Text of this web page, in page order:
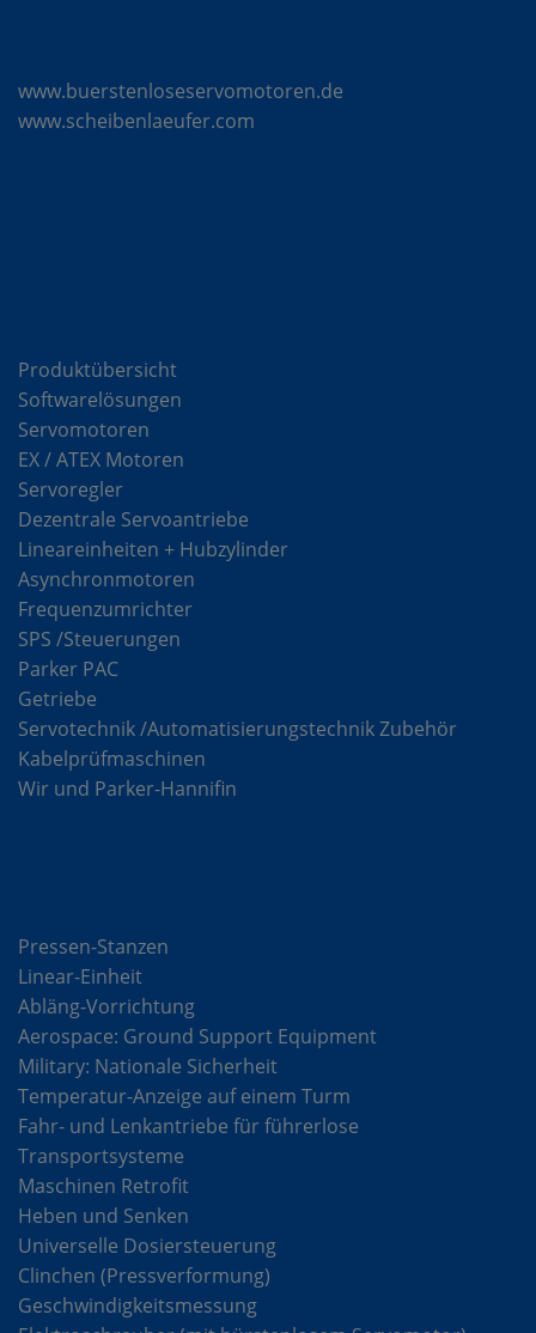
www.buerstenloseservomotoren.de
www.scheibenlaeufer.com
Produktübersicht
Softwarelösungen
Servomotoren
EX / ATEX Motoren
Servoregler
Dezentrale Servoantriebe
Lineareinheiten + Hubzylinder
Asynchronmotoren
Frequenzumrichter
SPS /Steuerungen
Parker PAC
Getriebe
Servotechnik /Automatisierungstechnik Zubehör
Kabelprüfmaschinen
Wir und Parker-Hannifin
Pressen-Stanzen
Linear-Einheit
Abläng-Vorrichtung
Aerospace: Ground Support Equipment
Military: Nationale Sicherheit
Temperatur-Anzeige auf einem Turm
Fahr- und Lenkantriebe für führerlose
Transportsysteme
Maschinen Retrofit
Heben und Senken
Universelle Dosiersteuerung
Clinchen (Pressverformung)
Geschwindigkeitsmessung